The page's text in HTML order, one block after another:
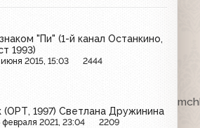
Максим Любушкин
"Пи" (1-й канал Останкино,
1993)
июня 2015, 15:03 2444
(ОРТ, 1997) Светлана Дружинина
февраля 2021, 23:04 2209